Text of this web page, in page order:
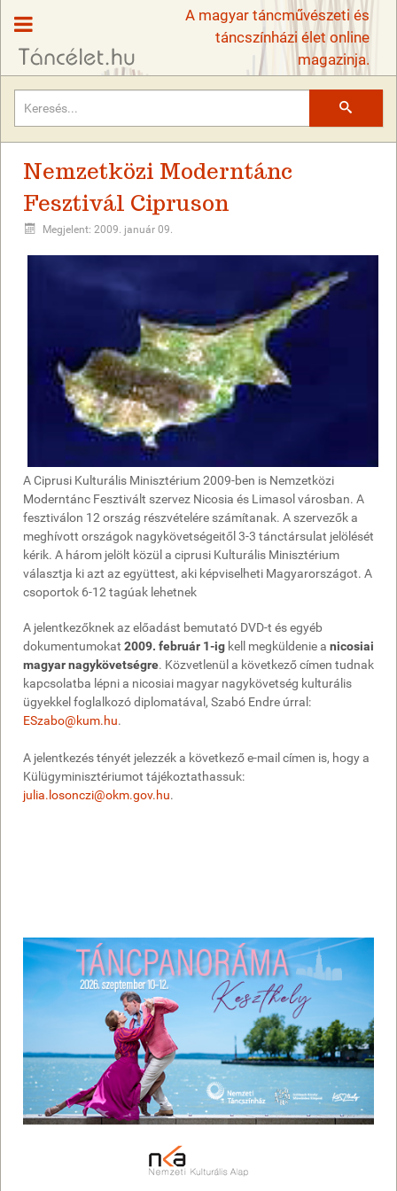
A magyar táncművészeti és
táncszínházi élet online
magazinja.
Nemzetközi Moderntánc
Fesztivál Cipruson
Megjelent: 2009. január 09.
A Ciprusi Kulturális Minisztérium 2009-ben is Nemzetközi
Moderntánc Fesztivált szervez Nicosia és Limasol városban. A
fesztiválon 12 ország részvételére számítanak. A szervezők a
meghívott országok nagykövetségeitől 3-3 tánctársulat jelölését
kérik. A három jelölt közül a ciprusi Kulturális Minisztérium
választja ki azt az együttest, aki képviselheti Magyarországot. A
csoportok 6-12 tagúak lehetnek
A jelentkezőknek az előadást bemutató DVD-t és egyéb
dokumentumokat 2009. február 1-ig kell megküldenie a nicosiai
magyar nagykövetségre. Közvetlenül a következő címen tudnak
kapcsolatba lépni a nicosiai magyar nagykövetség kulturális
ügyekkel foglalkozó diplomatával, Szabó Endre úrral:
ESzabo@kum.hu.
A jelentkezés tényét jelezzék a következő e-mail címen is, hogy a
Külügyminisztériumot tájékoztathassuk:
julia.losonczi@okm.gov.hu.